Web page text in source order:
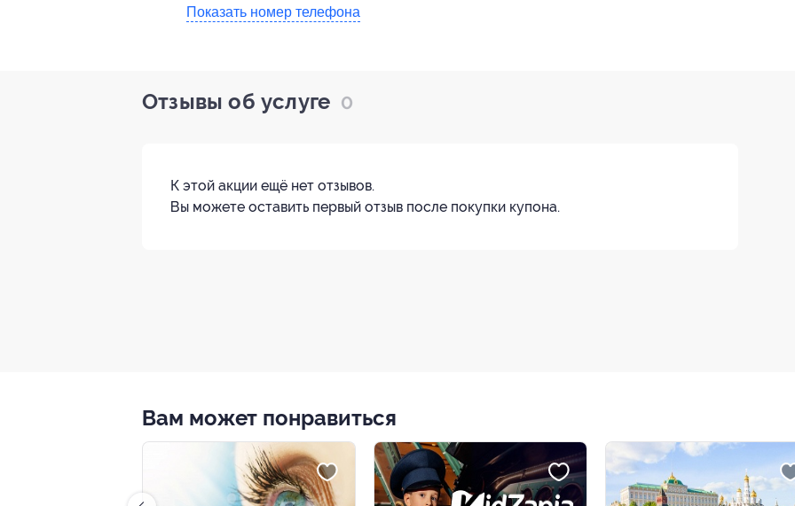
Показать номер телефона
Отзывы об услуге 0
К этой акции ещё нет отзывов.
Вы можете оставить первый отзыв после покупки купона.
Вам может понравиться